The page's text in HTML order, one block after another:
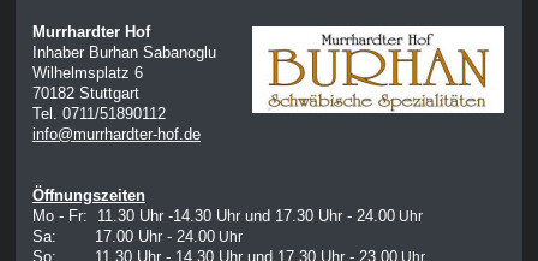
Murrhardter Hof
Inhaber Burhan Sabanoglu
Wilhelmsplatz 6
70182 Stuttgart
Tel. 0711/51890112
info@murrhardter-hof.de
Öffnungszeiten
Mo - Fr: 11.30 Uhr -14.30 Uhr und 17.30 Uhr - 24.00Uhr
Sa: 17.00 Uhr - 24.00Uhr
So: 11.30 Uhr - 14.30 Uhr und 17.30 Uhr - 23.00